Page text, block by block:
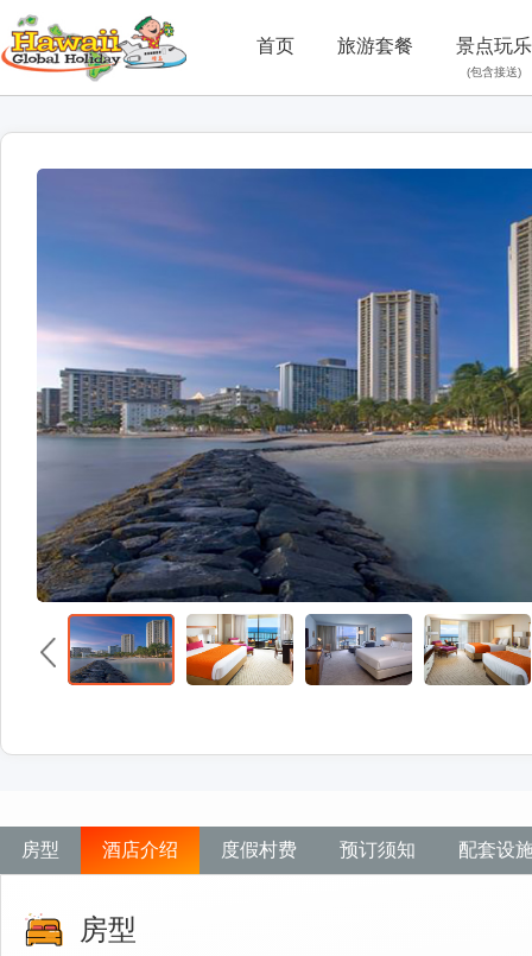
首页 旅游套餐 景点玩乐
(包含接送)
房型 酒店介绍 度假村费 预订须知 配套设
房型